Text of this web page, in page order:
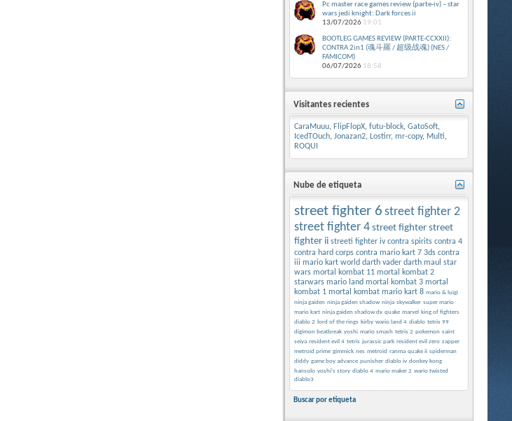
Pc master race games review (parte-iv) – star
wars jedi knight: Dark forces ii
13/07/2026 19:01
BOOTLEG GAMES REVIEW (PARTE-CCXXII):
CONTRA 2in1 (魂斗羅 / 超级战魂) (NES /
FAMICOM)
06/07/2026 18:58
Visitantes recientes
CaraMuuu, FlipFlopX, futu-block, GatoSoft,
IcedTOuch, Jonazan2, Lostirr, mr-copy, Multi,
ROQUI
Nube de etiqueta
street fighter 6 street fighter 2
street fighter 4 street fighter street
fighter ii streeti fighter iv contra spirits contra 4
contra hard corps contra mario kart 7 3ds contra
iii mario kart world darth vader darth maul star
wars mortal kombat 11 mortal kombat 2
starwars mario land mortal kombat 3 mortal
kombat 1 mortal kombat mario kart 8 mario & luigi
ninja gaiden ninja gaiden shadow ninja skywalker super mario
mario kart ninja gaiden shadow dx quake marvel
king of fighters
diablo 2
lord of the rings kirby wario land 4 diablo tetris 99
digimon beatbreak yoshi mario smash tetris 2 pokemon saint
seiya resident evil 4 tetris jurassic park resident evil zero zapper
metroid prime gimmick nes metroid ranma quake ii spiderman
diddy game boy advance punisher diablo iv donkey kong
hansolo yoshi's story diablo 4 mario maker 2 wario twisted
diablo3
Buscar por etiqueta